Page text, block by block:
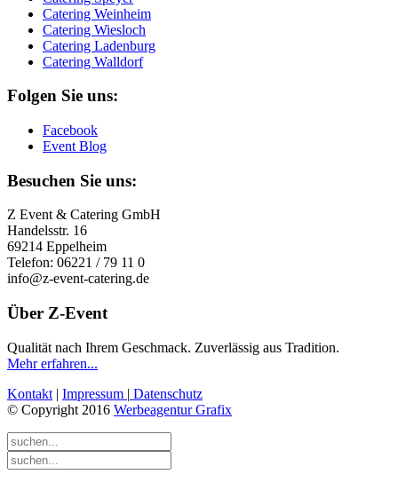
Catering Weinheim
Catering Wiesloch
Catering Ladenburg
Catering Walldorf
Folgen Sie uns:
Facebook
Event Blog
Besuchen Sie uns:
Z Event & Catering GmbH
Handelsstr. 16
69214 Eppelheim
Telefon: 06221 / 79 11 0
info@z-event-catering.de
Über Z-Event
Qualität nach Ihrem Geschmack. Zuverlässig aus Tradition.
Mehr erfahren...
Kontakt | Impressum | Datenschutz
© Copyright 2016 Werbeagentur Grafix